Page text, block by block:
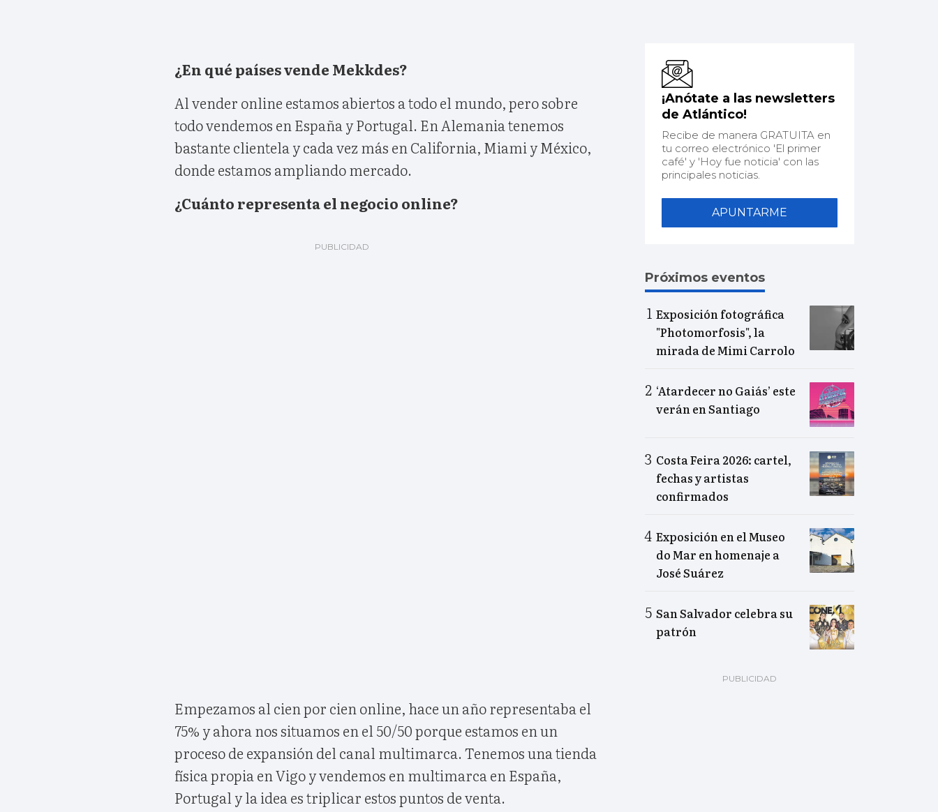
¿En qué países vende Mekkdes?
Al vender online estamos abiertos a todo el mundo, pero sobre
todo vendemos en España y Portugal. En Alemania tenemos
bastante clientela y cada vez más en California, Miami y México,
donde estamos ampliando mercado.
¿Cuánto representa el negocio online?
Empezamos al cien por cien online, hace un año representaba el
75% y ahora nos situamos en el 50/50 porque estamos en un
proceso de expansión del canal multimarca. Tenemos una tienda
física propia en Vigo y vendemos en multimarca en España,
Portugal y la idea es triplicar estos puntos de venta.
¡Anótate a las newsletters
de Atlántico!
Recibe de manera GRATUITA en
tu correo electrónico 'El primer
café' y 'Hoy fue noticia' con las
principales noticias.
APUNTARME
Próximos eventos
Exposición fotográfica
"Photomorfosis", la
mirada de Mimi Carrolo
‘Atardecer no Gaiás’ este
verán en Santiago
Costa Feira 2026: cartel,
fechas y artistas
confirmados
Exposición en el Museo
do Mar en homenaje a
José Suárez
San Salvador celebra su
patrón